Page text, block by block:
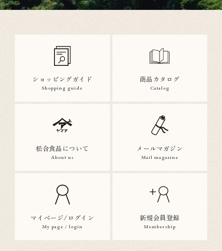
ショッピングガイド
Shopping guide
商品カタログ
Catalog
松合食品について
About us
メールマガジン
Mail magazine
マイページ/ログイン
My page / login
新規会員登録
Membership